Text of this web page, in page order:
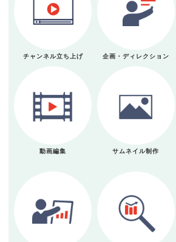
チャンネル立ち上げ 企画・ディレクション
動画編集 サムネイル制作